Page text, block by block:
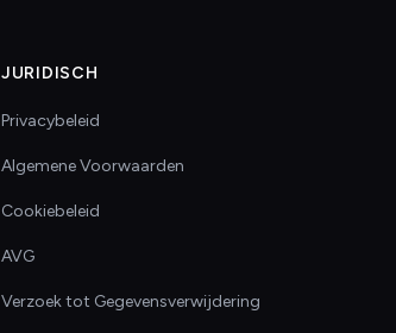
JURIDISCH
Privacybeleid
Algemene Voorwaarden
Cookiebeleid
AVG
Verzoek tot Gegevensverwijdering